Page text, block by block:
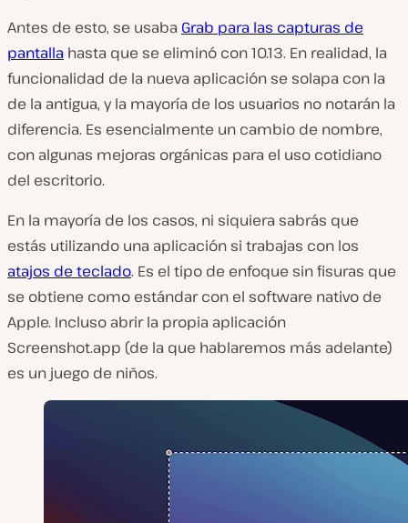
Antes de esto, se usaba Grab para las capturas de
pantalla hasta que se eliminó con 10.13. En realidad, la
funcionalidad de la nueva aplicación se solapa con la
de la antigua, y la mayoría de los usuarios no notarán la
diferencia. Es esencialmente un cambio de nombre,
con algunas mejoras orgánicas para el uso cotidiano
del escritorio.
En la mayoría de los casos, ni siquiera sabrás que
estás utilizando una aplicación si trabajas con los
atajos de teclado. Es el tipo de enfoque sin fisuras que
se obtiene como estándar con el software nativo de
Apple. Incluso abrir la propia aplicación
Screenshot.app (de la que hablaremos más adelante)
es un juego de niños.